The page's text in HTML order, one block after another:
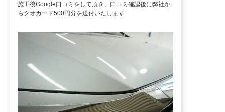
施工後Google口コミをして頂き、口コミ確認後に弊社か
らクオカード500円分を送付いたします